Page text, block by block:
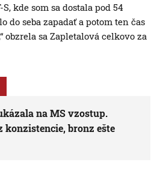
kde som sa dostala pod 54
do seba zapadať a potom ten čas
obzrela sa Zapletalová celkovo za
na MS vzostup.
konzistencie, bronz ešte